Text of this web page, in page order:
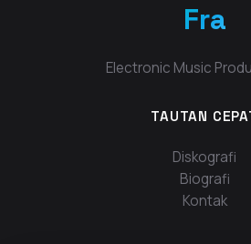
Fra
Electronic Music
TAUTAN
Diskografi
Biografi
Kontak